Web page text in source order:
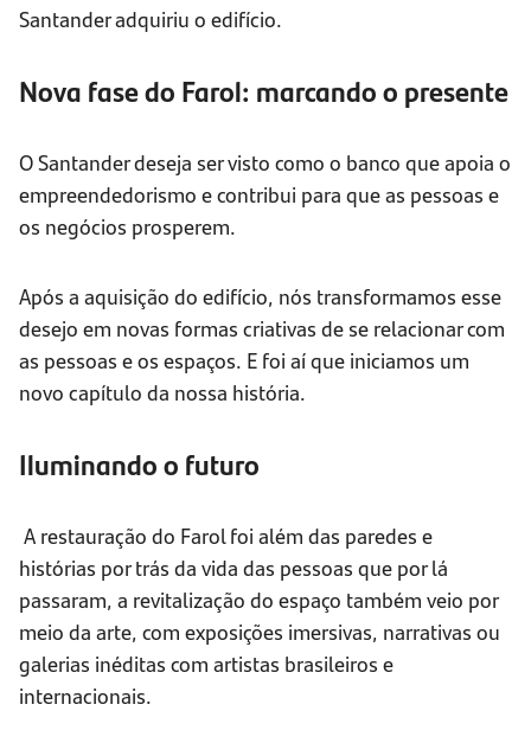
Santander adquiriu o edifício.
Nova fase do Farol: marcando o presente
O Santander deseja ser visto como o banco que apoia o
empreendedorismo e contribui para que as pessoas e
os negócios prosperem.
Após a aquisição do edifício, nós transformamos esse
desejo em novas formas criativas de se relacionar com
as pessoas e os espaços. E foi aí que iniciamos um
novo capítulo da nossa história.
Iluminando o futuro
A restauração do Farol foi além das paredes e
histórias por trás da vida das pessoas que por lá
passaram, a revitalização do espaço também veio por
meio da arte, com exposições imersivas, narrativas ou
galerias inéditas com artistas brasileiros e
internacionais.